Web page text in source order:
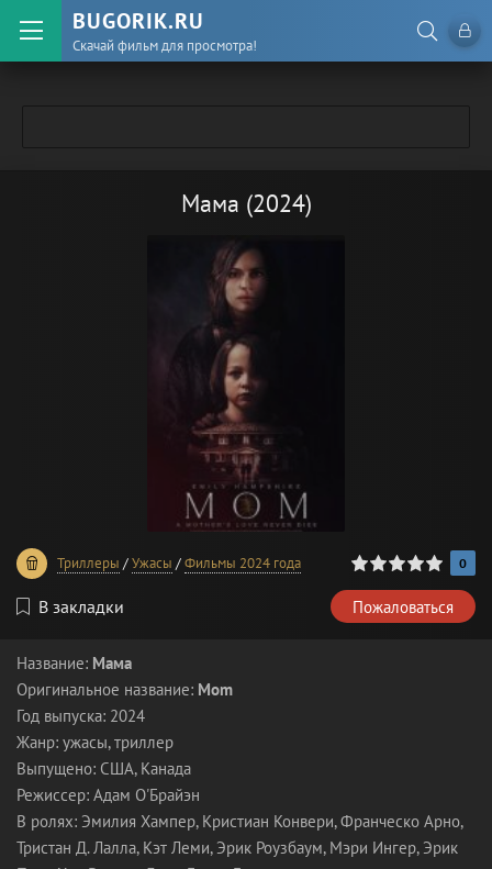
BUGORIK.RU
Скачай фильм для просмотра!
Мама (2024)
Триллеры /Ужасы /Фильмы 2024 года
0 1 2 3 4 0
В закладки Пожаловаться
Название: Мама
Оригинальное название: Mom
Год выпуска: 2024
Жанр: ужасы, триллер
Выпущено: США, Канада
Режиссер: Адам О'Брайэн
В ролях: Эмилия Хампер, Кристиан Конвери, Франческо Арно,
Тристан Д. Лалла, Кэт Леми, Эрик Роузбаум, Мэри Ингер, Эрик